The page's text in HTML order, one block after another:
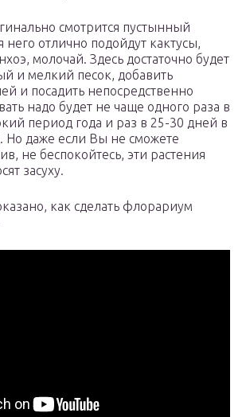
смотрится пустынный
отлично подойдут кактусы,
молочай. Здесь достаточно будет
и мелкий песок, добавить
и посадить непосредственно
надо будет не чаще одного раза в
период года и раз в 25-30 дней в
Но даже если Вы не сможете
не беспокойтесь, эти растения
засуху.
как сделать флорариум